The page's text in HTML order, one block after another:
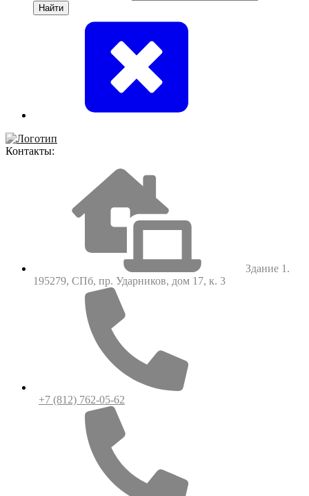
Найти
Контакты:
Здание 1.
195279, СПб, пр. Ударников, дом 17, к. 3
+7 (812) 762-05-62